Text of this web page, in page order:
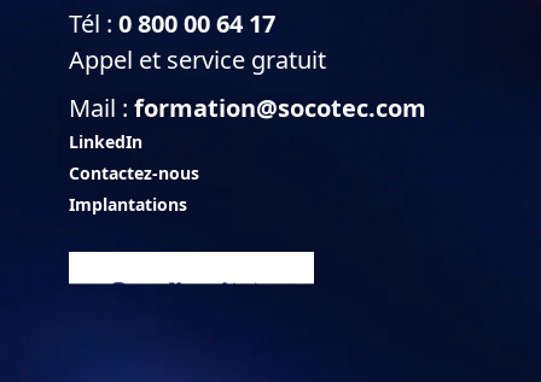
Tél : 0 800 00 64 17
Appel et service gratuit
Mail : formation@socotec.com
LinkedIn
Contactez-nous
Implantations